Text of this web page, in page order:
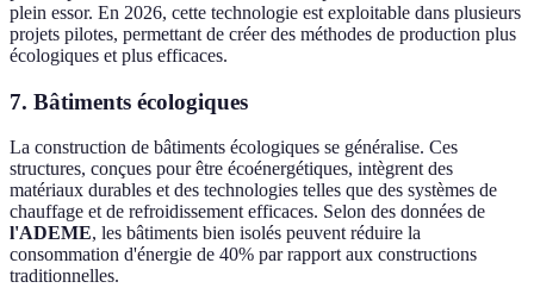
plein essor. En 2026, cette technologie est exploitable dans plusieurs
projets pilotes, permettant de créer des méthodes de production plus
écologiques et plus efficaces.
7. Bâtiments écologiques
La construction de bâtiments écologiques se généralise. Ces
structures, conçues pour être écoénergétiques, intègrent des
matériaux durables et des technologies telles que des systèmes de
chauffage et de refroidissement efficaces. Selon des données de
l'ADEME, les bâtiments bien isolés peuvent réduire la
consommation d'énergie de 40% par rapport aux constructions
traditionnelles.